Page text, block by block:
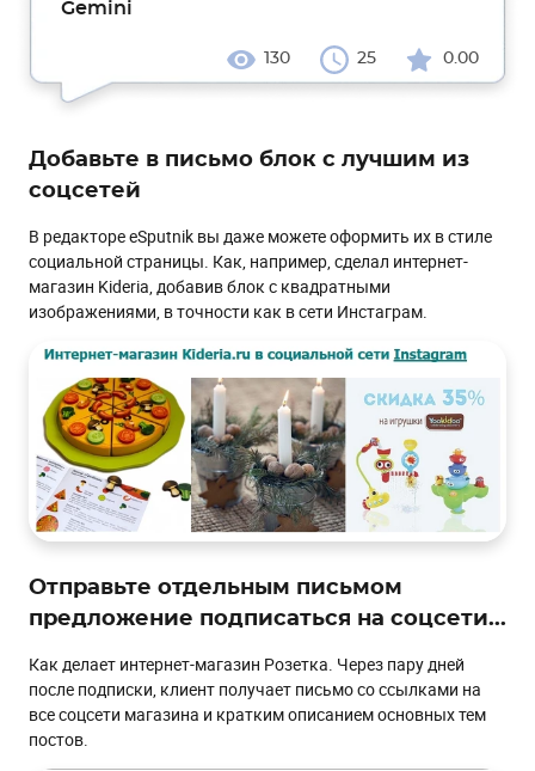
Gemini
130 25 0.00
Добавьте в письмо блок с лучшим из
соцсетей
В редакторе eSputnik вы даже можете оформить их в стиле
социальной страницы. Как, например, сделал интернет-
магазин Kideria, добавив блок с квадратными
изображениями, в точности как в сети Инстаграм.
Отправьте отдельным письмом
предложение подписаться на соцсети...
Как делает интернет-магазин Розетка. Через пару дней
после подписки, клиент получает письмо со ссылками на
все соцсети магазина и кратким описанием основных тем
постов.